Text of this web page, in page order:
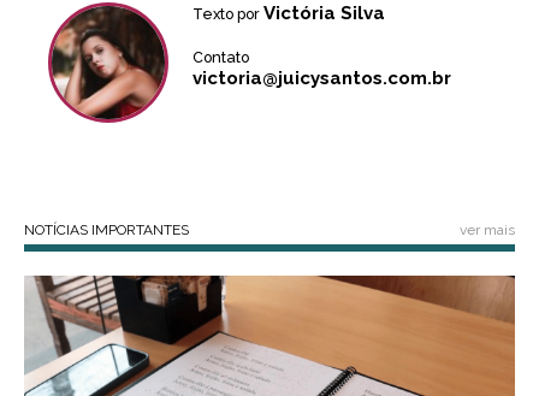
Texto por Victória Silva
Contato
victoria@juicysantos.com.br
NOTÍCIAS IMPORTANTES ver mais